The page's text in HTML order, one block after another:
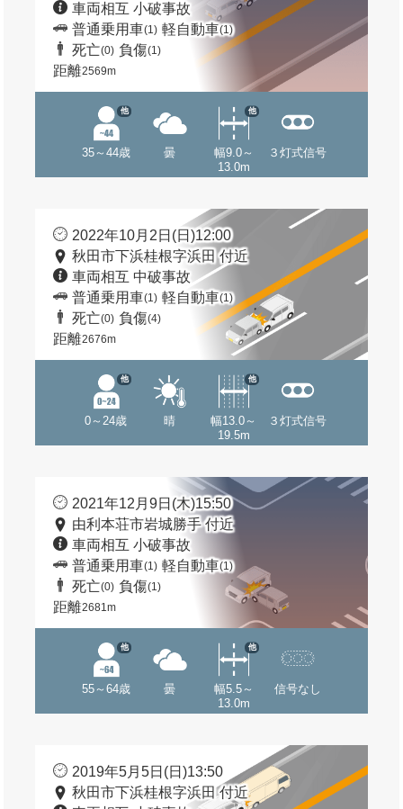
車両相互 小破事故
普通乗用車(1) 軽自動車(1)
死亡(0) 負傷(1)
距離2569m
35～44歳
他
曇
幅9.0～
13.0m
他
３灯式信号
2022年10月2日(日)12:00
秋田市下浜桂根字浜田 付近
車両相互 中破事故
普通乗用車(1) 軽自動車(1)
死亡(0) 負傷(4)
距離2676m
0～24歳
他
晴
幅13.0～
19.5m
他
３灯式信号
2021年12月9日(木)15:50
由利本荘市岩城勝手 付近
車両相互 小破事故
普通乗用車(1) 軽自動車(1)
死亡(0) 負傷(1)
距離2681m
55～64歳
他
曇
幅5.5～
13.0m
他
信号なし
2019年5月5日(日)13:50
秋田市下浜桂根字浜田 付近